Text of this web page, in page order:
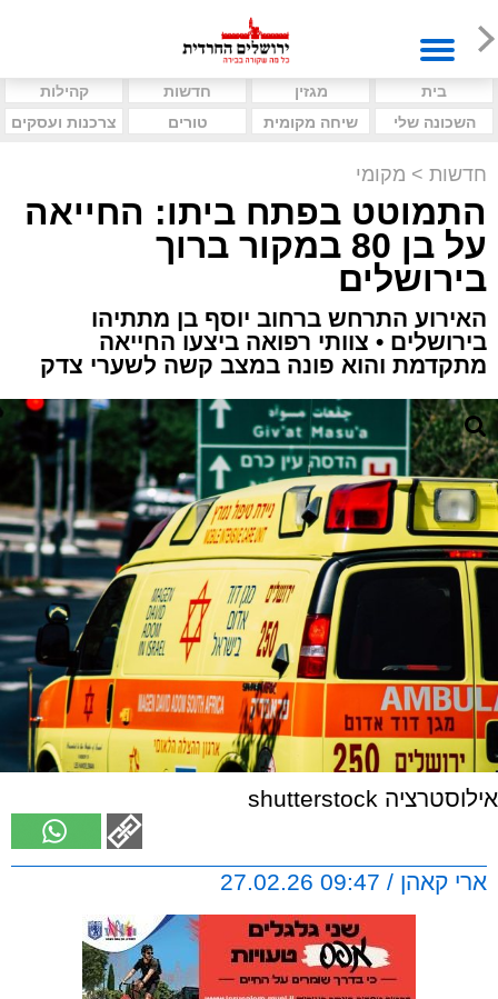
בית מגזין חדשות
קהילות
השכונה שלי
שיחה מקומית טורים צרכנות ועסקים
חדשות > מקומי
התמוטט בפתח ביתו: החייאה
על בן 80 במקור ברוך
בירושלים
האירוע התרחש ברחוב יוסף בן מתתיהו
בירושלים • צוותי רפואה ביצעו החייאה
מתקדמת והוא פונה במצב קשה לשערי צדק
אילוסטרציה shutterstock
ארי קאהן / 09:47 27.02.26